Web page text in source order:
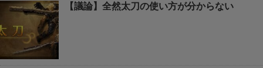
【議論】全然太刀の使い方が分からない